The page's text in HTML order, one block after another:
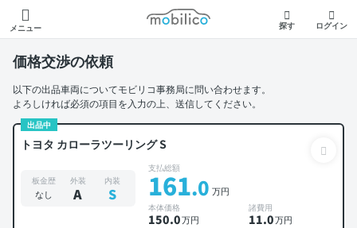
メニュー
モビリコ
探す ログイン
価格交渉の依頼
以下の出品車両についてモビリコ事務局に問い合わせます。
よろしければ必須の項目を入力の上、送信してください。
出品中
トヨタ カローラツーリング S
板金歴
なし
外装
A
内装
S
支払総額
161.0 万円
本体価格
150.0万円
諸費用
11.0万円